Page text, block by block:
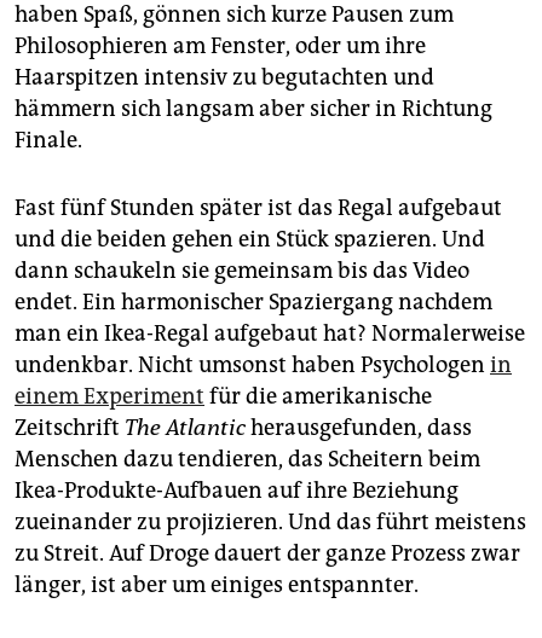
haben Spaß, gönnen sich kurze Pausen zum
Philosophieren am Fenster, oder um ihre
Haarspitzen intensiv zu begutachten und
hämmern sich langsam aber sicher in Richtung
Finale.
Fast fünf Stunden später ist das Regal aufgebaut
und die beiden gehen ein Stück spazieren. Und
dann schaukeln sie gemeinsam bis das Video
endet. Ein harmonischer Spaziergang nachdem
man ein Ikea-Regal aufgebaut hat? Normalerweise
undenkbar. Nicht umsonst haben Psychologen in
einem Experiment für die amerikanische
Zeitschrift The Atlanticherausgefunden, dass
Menschen dazu tendieren, das Scheitern beim
Ikea-Produkte-Aufbauen auf ihre Beziehung
zueinander zu projizieren. Und das führt meistens
zu Streit. Auf Droge dauert der ganze Prozess zwar
länger, ist aber um einiges entspannter.